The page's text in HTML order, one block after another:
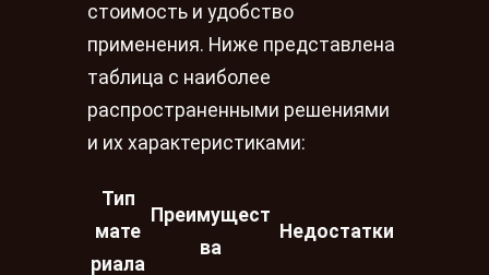
стоимость и удобство
применения. Ниже представлена
таблица с наиболее
распространенными решениями
и их характеристиками:
Тип
мате
риала
Преимущест
ва
Недостатки